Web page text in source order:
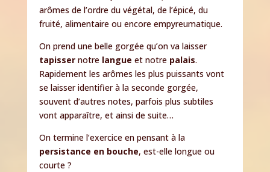
arômes de l’ordre du végétal, de l’épicé, du
fruité, alimentaire ou encore empyreumatique.
On prend une belle gorgée qu’on va laisser
tapissernotre langue et notre palais.
Rapidement les arômes les plus puissants vont
se laisser identifier à la seconde gorgée,
souvent d’autres notes, parfois plus subtiles
vont apparaître, et ainsi de suite…
On termine l’exercice en pensant à la
persistance en bouche, est-elle longue ou
courte ?